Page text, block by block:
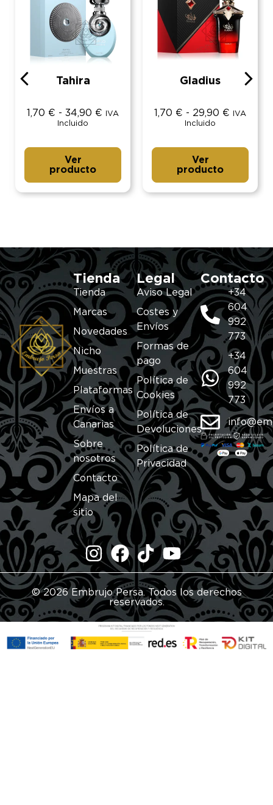
Tahira
1,70 € - 34,90 €
IVA
Incluido
Ver
producto
Gladius
1,70 € - 29,90 €
IVA
Incluido
Ver
producto
Tienda
Tienda
Marcas
Novedades
Nicho
Muestras
Plataformas
Envíos a
Canarias
Sobre
nosotros
Contacto
Mapa del
sitio
Legal
Aviso Legal
Costes y
Envíos
Formas de
pago
Política de
Cookies
Política de
Devoluciones
Política de
Privacidad
Contacto
+34
604
992
773
+34
604
992
773
© 2026 Embrujo Persa. Todos los derechos
reservados.